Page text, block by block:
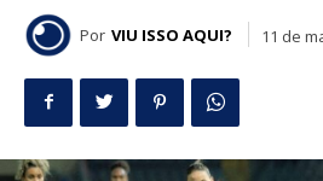
Por VIU ISSO AQUI? 11 de